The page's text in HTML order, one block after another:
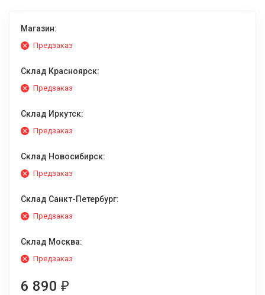
Магазин:
Предзаказ
Склад Красноярск:
Предзаказ
Склад Иркутск:
Предзаказ
Склад Новосибирск:
Предзаказ
Склад Санкт-Петербург:
Предзаказ
Склад Москва:
Предзаказ
6 890 ₽